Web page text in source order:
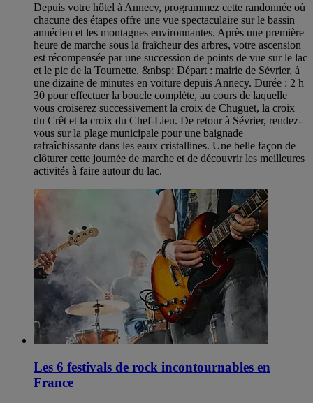
Depuis votre hôtel à Annecy, programmez cette randonnée où
chacune des étapes offre une vue spectaculaire sur le bassin
annécien et les montagnes environnantes. Après une première
heure de marche sous la fraîcheur des arbres, votre ascension
est récompensée par une succession de points de vue sur le lac
et le pic de la Tournette. &nbsp; Départ : mairie de Sévrier, à
une dizaine de minutes en voiture depuis Annecy. Durée : 2 h
30 pour effectuer la boucle complète, au cours de laquelle
vous croiserez successivement la croix de Chuguet, la croix
du Crêt et la croix du Chef-Lieu. De retour à Sévrier, rendez-
vous sur la plage municipale pour une baignade
rafraîchissante dans les eaux cristallines. Une belle façon de
clôturer cette journée de marche et de découvrir les meilleures
activités à faire autour du lac.
Les 6 festivals de rock incontournables en
France